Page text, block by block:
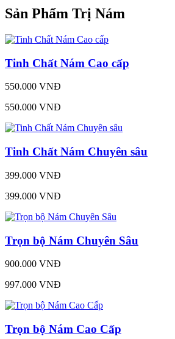
Sản Phẩm Trị Nám
Tinh Chất Nám Cao cấp
550.000 VNĐ
550.000 VNĐ
Tinh Chất Nám Chuyên sâu
399.000 VNĐ
399.000 VNĐ
Trọn bộ Nám Chuyên Sâu
900.000 VNĐ
997.000 VNĐ
Trọn bộ Nám Cao Cấp